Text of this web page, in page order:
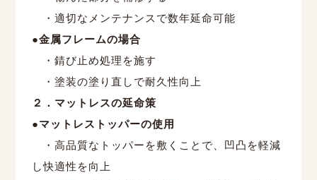
・適切なメンテナンスで数年延命可能
●金属フレームの場合
・錆び止め処理を施す
・塗装の塗り直しで耐久性向上
２．マットレスの延命策
●マットレストッパーの使用
・高品質なトッパーを敷くことで、凹凸を軽減
し快適性を向上